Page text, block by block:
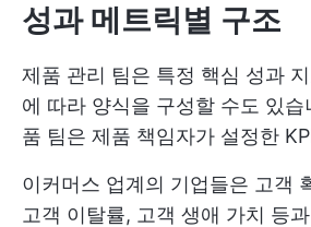
성과 메트릭별 구조
제품 관리 팀은 특정 핵심 성과
에 따라 양식을 구성할 수도 있습
품 팀은 제품 책임자가 설정한
이커머스 업계의 기업들은 고객
고객 이탈률, 고객 생애 가치 등